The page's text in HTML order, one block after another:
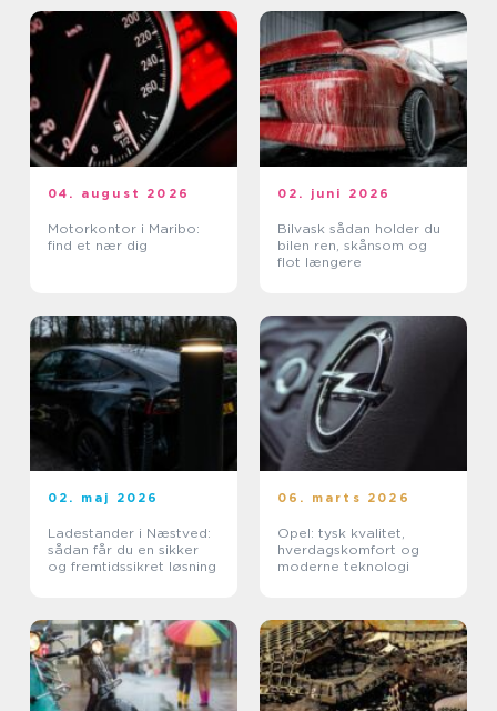
04. august 2026
Motorkontor i Maribo:
find et nær dig
02. juni 2026
Bilvask sådan holder du
bilen ren, skånsom og
flot længere
02. maj 2026
Ladestander i Næstved:
sådan får du en sikker
og fremtidssikret løsning
06. marts 2026
Opel: tysk kvalitet,
hverdagskomfort og
moderne teknologi